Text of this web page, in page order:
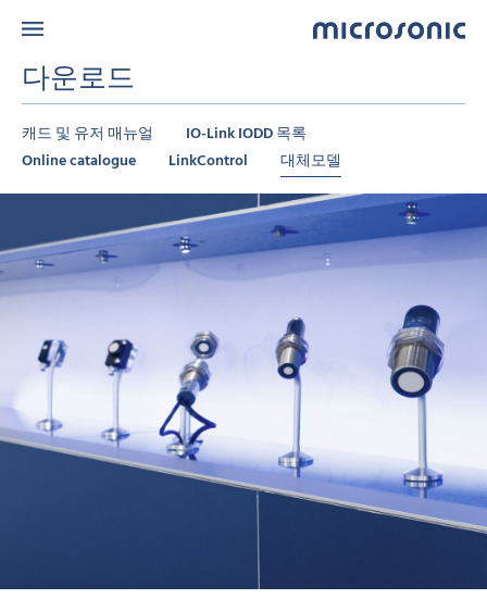
다운로드
캐드 및 유저 매뉴얼
IO-Link IODD 목록
Online catalogue
LinkControl 대체모델